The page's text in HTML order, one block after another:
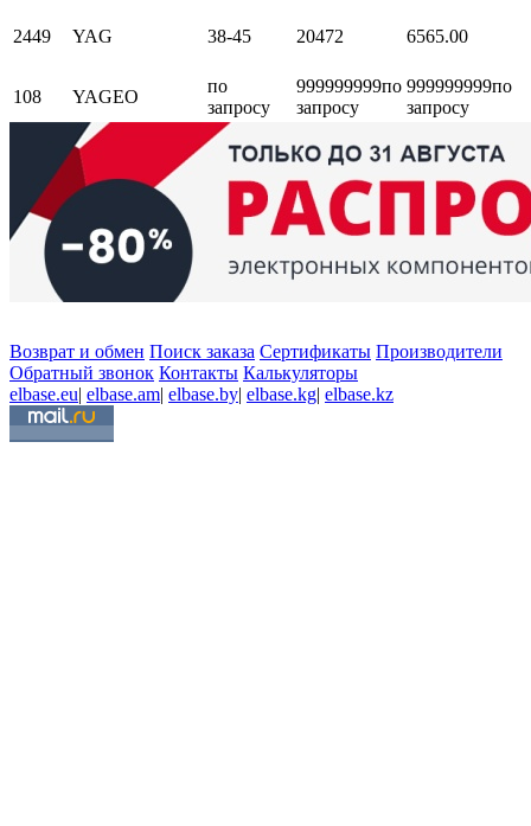
2449 YAG 38-45 20472 6565.00
108 YAGEO
по
запросу
999999999по
запросу
999999999по
запросу
Возврат и обмен Поиск заказа Сертификаты Производители
Обратный звонок Контакты Калькуляторы
elbase.eu| elbase.am| elbase.by| elbase.kg| elbase.kz